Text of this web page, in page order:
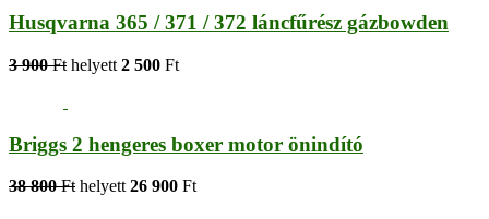
Husqvarna 365 / 371 / 372 láncfűrész gázbowden
3 900 Ft helyett 2 500 Ft
Briggs 2 hengeres boxer motor önindító
38 800 Ft helyett 26 900 Ft